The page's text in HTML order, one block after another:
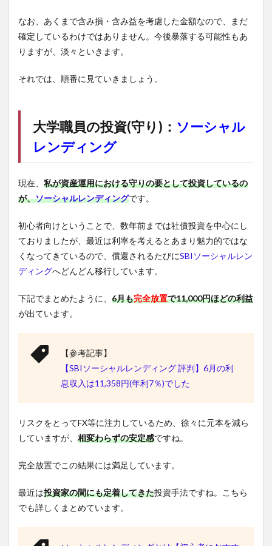
なお、あくまで含み損・含み益を考慮した金額なので、まだ
確定しているわけではありません。今後暴落する可能性もあ
りますが、淡々といきます。
それでは、順番に見ていきましょう。
大学職員の投資(守り)： ソーシャル
レンディング
現在、 私が資産運用における守りの要として投資しているの
が、ソーシャルレンディングです。
初心者向けということで、数年前までは社債投資を中心にし
ておりましたが、最近は利率を考えるとあまり魅力的ではな
くなってきているので、償還されるたびにSBIソーシャルレン
ディングへどんどん移行しています。
下記でまとめたように、 6月も完全放置で11,000円ほどの利益
が出ています。
【参考記事】
【SBIソーシャルレンディング 評判】6月の利
息収入は11,358円(年利7％)でした
リスクをとってFX等に注力しているため、徐々に元本を減ら
していますが、 相変わらずの安定感ですね。
完全放置でこの結果には満足しています。
最近は投資家の間にも定着してきた投資手法ですね。こちら
でも詳しくまとめています。